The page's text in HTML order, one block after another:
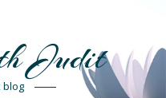
Judit
blog